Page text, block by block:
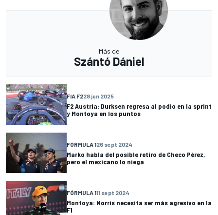
Más de
Szántó Dániel
FIA F228 jun 2025
F2 Austria: Durksen regresa al podio en la sprint
y Montoya en los puntos
FÓRMULA 126 sept 2024
Marko habla del posible retiro de Checo Pérez,
pero el mexicano lo niega
FÓRMULA 111 sept 2024
Montoya: Norris necesita ser más agresivo en la
F1